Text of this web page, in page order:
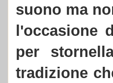
suono ma
l'occasione
per
tradizione